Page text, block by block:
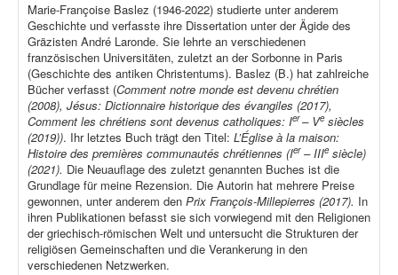
Marie-Françoise Baslez (1946-2022) studierte unter anderem
Geschichte und verfasste ihre Dissertation unter der Ägide des
Gräzisten André Laronde. Sie lehrte an verschiedenen
französischen Universitäten, zuletzt an der Sorbonne in Paris
(Geschichte des antiken Christentums). Baslez (B.) hat zahlreiche
Bücher verfasst (Comment notre monde est devenu chrétien
(2008), Jésus: Dictionnaire historique des évangiles (2017),
Comment les chrétiens sont devenus catholiques: Ier– Ve siècles
(2019)). Ihr letztes Buch trägt den Titel: L’Église à la maison:
Histoire des premières communautés chrétiennes (Ier– IIIe siècle)
(2021). Die Neuauflage des zuletzt genannten Buches ist die
Grundlage für meine Rezension. Die Autorin hat mehrere Preise
gewonnen, unter anderem den Prix François-Millepierres (2017). In
ihren Publikationen befasst sie sich vorwiegend mit den Religionen
der griechisch-römischen Welt und untersucht die Strukturen der
religiösen Gemeinschaften und die Verankerung in den
verschiedenen Netzwerken.